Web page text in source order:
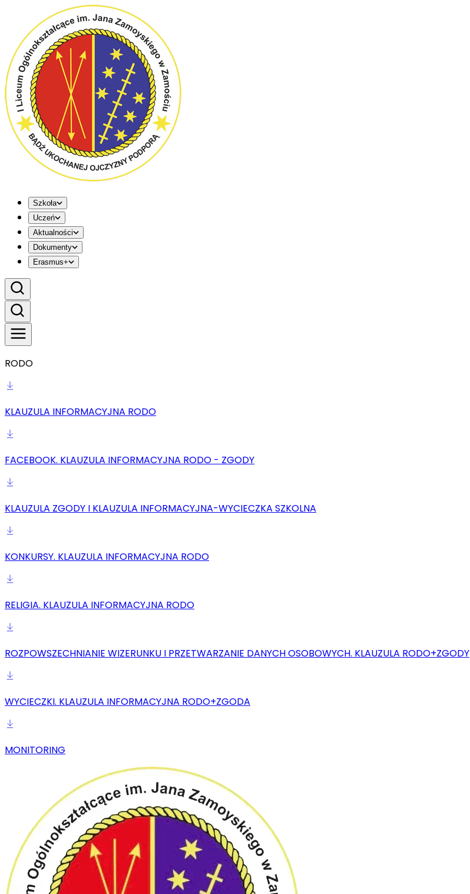
Szkoła
Uczeń
Aktualności
Dokumenty
Erasmus+
RODO
KLAUZULA INFORMACYJNA RODO
FACEBOOK. KLAUZULA INFORMACYJNA RODO - ZGODY
KLAUZULA ZGODY I KLAUZULA INFORMACYJNA-WYCIECZKA SZKOLNA
KONKURSY. KLAUZULA INFORMACYJNA RODO
RELIGIA. KLAUZULA INFORMACYJNA RODO
ROZPOWSZECHNIANIE WIZERUNKU I PRZETWARZANIE DANYCH OSOBOWYCH. KLAUZULA RODO+ZGODY
WYCIECZKI. KLAUZULA INFORMACYJNA RODO+ZGODA
MONITORING